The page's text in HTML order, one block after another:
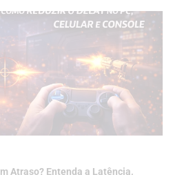
Atraso? Entenda a Latência,
Reduzir o Delay no PC, Celular e